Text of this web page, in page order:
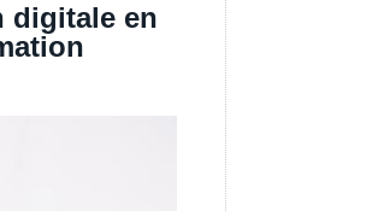
digitale en